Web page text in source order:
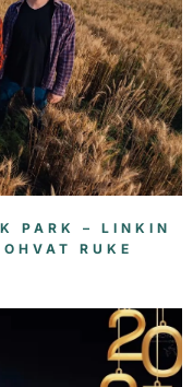
PARK – LINKIN
RUKE